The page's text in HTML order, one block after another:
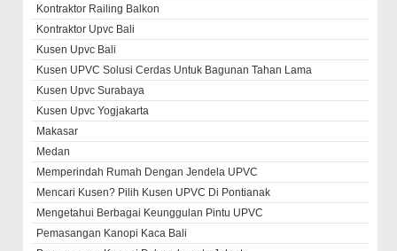
Kontraktor Railing Balkon
Kontraktor Upvc Bali
Kusen Upvc Bali
Kusen UPVC Solusi Cerdas Untuk Bagunan Tahan Lama
Kusen Upvc Surabaya
Kusen Upvc Yogjakarta
Makasar
Medan
Memperindah Rumah Dengan Jendela UPVC
Mencari Kusen? Pilih Kusen UPVC Di Pontianak
Mengetahui Berbagai Keunggulan Pintu UPVC
Pemasangan Kanopi Kaca Bali